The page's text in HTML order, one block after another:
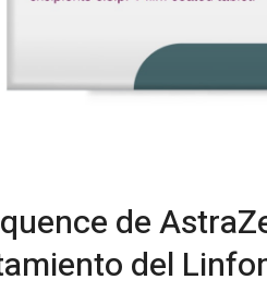
de
del